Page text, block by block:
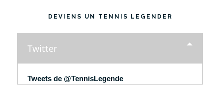
DEVIENS UN TENNIS LEGENDER
Twitter
Tweets de @TennisLegende